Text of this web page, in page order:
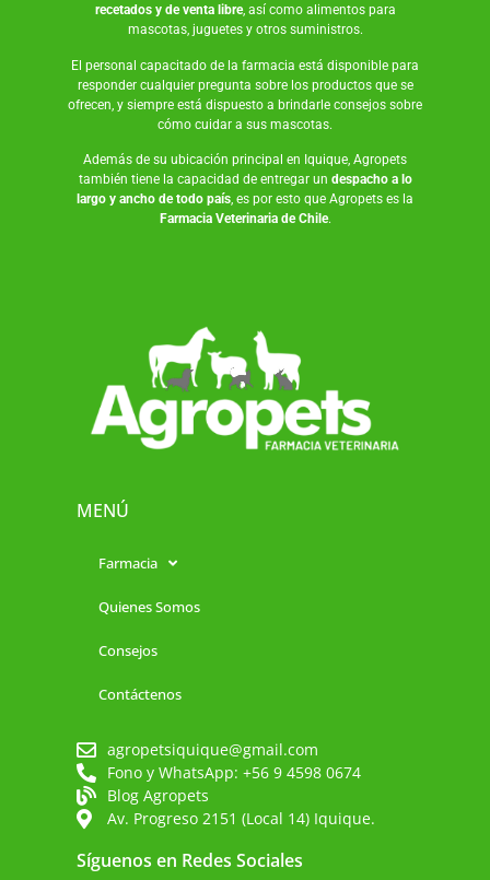
recetados y de venta libre, así como alimentos para
mascotas, juguetesy otros suministros.
El personal capacitado de la farmacia está disponible para
responder cualquier pregunta sobre los productos que se
ofrecen, y siempre está dispuesto a brindarle consejos sobre
cómo cuidar a sus mascotas.
Además de su ubicación principal en Iquique, Agropets
también tiene la capacidad de entregar un despacho a lo
largo y ancho de todo país, es por esto que Agropets es la
Farmacia Veterinaria de Chile.
MENÚ
Farmacia
Quienes Somos
Consejos
Contáctenos
agropetsiquique@gmail.com
Fono y WhatsApp: +56 9 4598 0674
Blog Agropets
Av. Progreso 2151 (Local 14) Iquique.
Síguenos en Redes Sociales